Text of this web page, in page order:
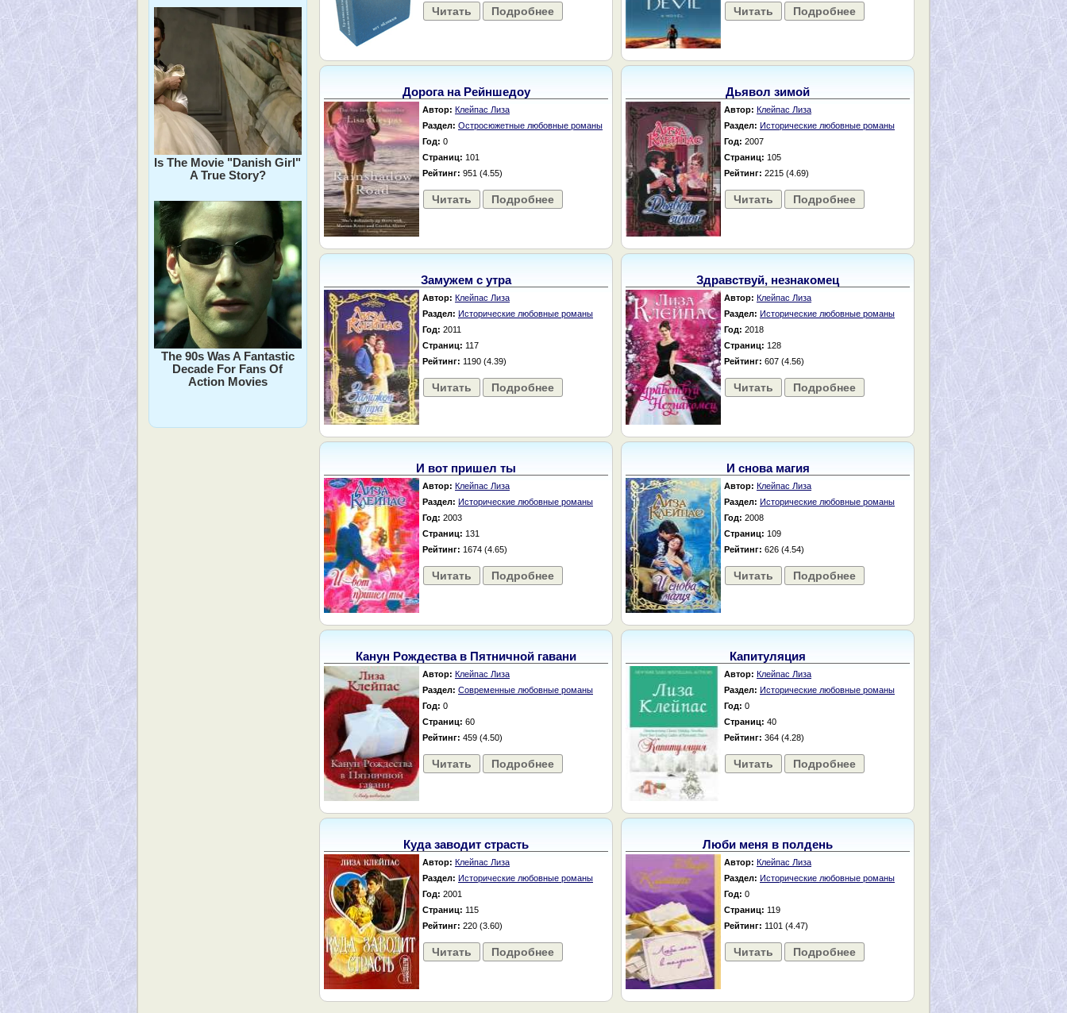
Is The Movie "Danish Girl"
A True Story?
The 90s Was A Fantastic
Decade For Fans Of
Action Movies
Читать Подробнее Читать Подробнее
Дорога на Рейншедоу
Автор: Клейпас Лиза
Раздел: Остросюжетные любовные романы
Год: 0
Страниц: 101
Рейтинг: 951 (4.55)
Читать Подробнее
Дьявол зимой
Автор: Клейпас Лиза
Раздел: Исторические любовные романы
Год: 2007
Страниц: 105
Рейтинг: 2215 (4.69)
Читать Подробнее
Замужем с утра
Автор: Клейпас Лиза
Раздел: Исторические любовные романы
Год: 2011
Страниц: 117
Рейтинг: 1190 (4.39)
Читать Подробнее
Здравствуй, незнакомец
Автор: Клейпас Лиза
Раздел: Исторические любовные романы
Год: 2018
Страниц: 128
Рейтинг: 607 (4.56)
Читать Подробнее
И вот пришел ты
Автор: Клейпас Лиза
Раздел: Исторические любовные романы
Год: 2003
Страниц: 131
Рейтинг: 1674 (4.65)
Читать Подробнее
И снова магия
Автор: Клейпас Лиза
Раздел: Исторические любовные романы
Год: 2008
Страниц: 109
Рейтинг: 626 (4.54)
Читать Подробнее
Канун Рождества в Пятничной гавани
Автор: Клейпас Лиза
Раздел: Современные любовные романы
Год: 0
Страниц: 60
Рейтинг: 459 (4.50)
Читать Подробнее
Капитуляция
Автор: Клейпас Лиза
Раздел: Исторические любовные романы
Год: 0
Страниц: 40
Рейтинг: 364 (4.28)
Читать Подробнее
Куда заводит страсть
Автор: Клейпас Лиза
Раздел: Исторические любовные романы
Год: 2001
Страниц: 115
Рейтинг: 220 (3.60)
Читать Подробнее
Люби меня в полдень
Автор: Клейпас Лиза
Раздел: Исторические любовные романы
Год: 0
Страниц: 119
Рейтинг: 1101 (4.47)
Читать Подробнее